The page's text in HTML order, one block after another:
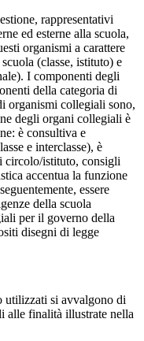
rappresentativi
ed esterne alla scuola,
organismi a carattere
(classe, istituto) e
I componenti degli
della categoria di
organismi collegiali sono,
degli organi collegiali è
è consultiva e
e interclasse), è
circolo/istituto, consigli
accentua la funzione
essere
della scuola
per il governo della
disegni di legge
utilizzati si avvalgono di
alle finalità illustrate nella